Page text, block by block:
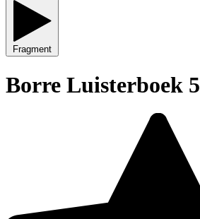
Fragment
Borre Luisterboek 5